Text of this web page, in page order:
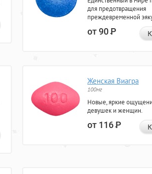
для предотвращения
преждевременной
от 90Р
Женская Виагра
100мг
Новые, яркие
девушек и женщин.
от 116Р